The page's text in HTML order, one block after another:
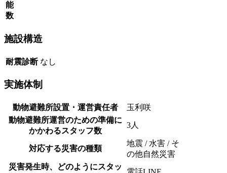
能
数
施設構造
耐震診断 なし
実施体制
動物避難所設置・運営責任者
玉利咲
動物避難所運営のための準備に
かかわるスタッフ数
3人
対応する災害の種類
地震 / 水害 / そ
の他自然災害
災害発生時、どのようにスタッ